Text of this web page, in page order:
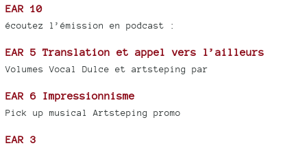
EAR 10
écoutez l’émission en podcast :
EAR 5 Translation et appel vers l’ailleurs
Volumes Vocal Dulce et artsteping par
EAR 6 Impressionnisme
Pick up musical Artsteping promo
EAR 3